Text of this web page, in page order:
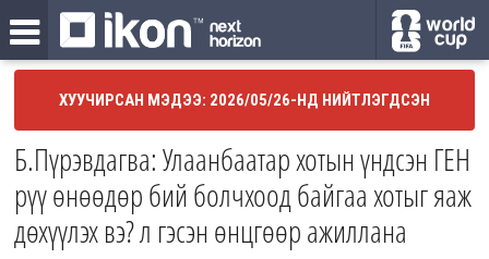
ХУУЧИРСАН МЭДЭЭ: 2026/05/26-НД НИЙТЛЭГДСЭН
Б.Пүрэвдагва: Улаанбаатар хотын үндсэн ГЕН
рүү өнөөдөр бий болчхоод байгаа хотыг яаж
дөхүүлэх вэ? л гэсэн өнцгөөр ажиллана